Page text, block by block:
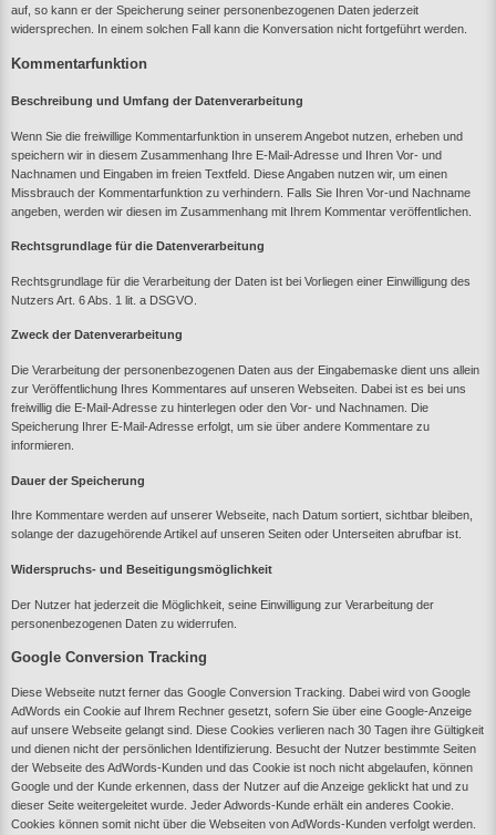
auf, so kann er der Speicherung seiner personenbezogenen Daten jederzeit
widersprechen. In einem solchen Fall kann die Konversation nicht fortgeführt werden.
Kommentarfunktion
Beschreibung und Umfang der Datenverarbeitung
Wenn Sie die freiwillige Kommentarfunktion in unserem Angebot nutzen, erheben und
speichern wir in diesem Zusammenhang Ihre E-Mail-Adresse und Ihren Vor- und
Nachnamen und Eingaben im freien Textfeld. Diese Angaben nutzen wir, um einen
Missbrauch der Kommentarfunktion zu verhindern. Falls Sie Ihren Vor-und Nachname
angeben, werden wir diesen im Zusammenhang mit Ihrem Kommentar veröffentlichen.
Rechtsgrundlage für die Datenverarbeitung
Rechtsgrundlage für die Verarbeitung der Daten ist bei Vorliegen einer Einwilligung des
Nutzers Art. 6 Abs. 1 lit. a DSGVO.
Zweck der Datenverarbeitung
Die Verarbeitung der personenbezogenen Daten aus der Eingabemaske dient uns allein
zur Veröffentlichung Ihres Kommentares auf unseren Webseiten. Dabei ist es bei uns
freiwillig die E-Mail-Adresse zu hinterlegen oder den Vor- und Nachnamen. Die
Speicherung Ihrer E-Mail-Adresse erfolgt, um sie über andere Kommentare zu
informieren.
Dauer der Speicherung
Ihre Kommentare werden auf unserer Webseite, nach Datum sortiert, sichtbar bleiben,
solange der dazugehörende Artikel auf unseren Seiten oder Unterseiten abrufbar ist.
Widerspruchs- und Beseitigungsmöglichkeit
Der Nutzer hat jederzeit die Möglichkeit, seine Einwilligung zur Verarbeitung der
personenbezogenen Daten zu widerrufen.
Google Conversion Tracking
Diese Webseite nutzt ferner das Google Conversion Tracking. Dabei wird von Google
AdWords ein Cookie auf Ihrem Rechner gesetzt, sofern Sie über eine Google-Anzeige
auf unsere Webseite gelangt sind. Diese Cookies verlieren nach 30 Tagen ihre Gültigkeit
und dienen nicht der persönlichen Identifizierung. Besucht der Nutzer bestimmte Seiten
der Webseite des AdWords-Kunden und das Cookie ist noch nicht abgelaufen, können
Google und der Kunde erkennen, dass der Nutzer auf die Anzeige geklickt hat und zu
dieser Seite weitergeleitet wurde. Jeder Adwords-Kunde erhält ein anderes Cookie.
Cookies können somit nicht über die Webseiten von AdWords-Kunden verfolgt werden.